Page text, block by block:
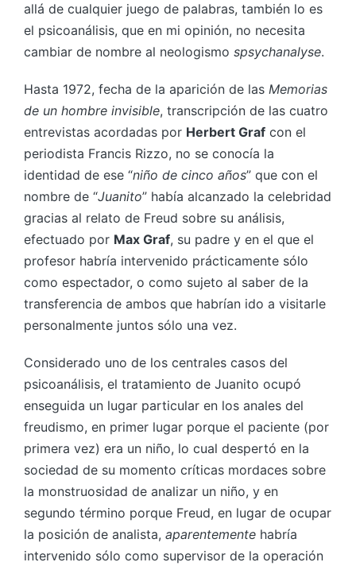
allá de cualquier juego de palabras, también lo es
el psicoanálisis, que en mi opinión, no necesita
cambiar de nombre al neologismo spsychanalyse.
Hasta 1972, fecha de la aparición de las Memorias
de un hombre invisible, transcripción de las cuatro
entrevistas acordadas por Herbert Graf con el
periodista Francis Rizzo, no se conocía la
identidad de ese “niño de cinco años” que con el
nombre de “Juanito” había alcanzado la celebridad
gracias al relato de Freud sobre su análisis,
efectuado por Max Graf, su padre y en el que el
profesor habría intervenido prácticamente sólo
como espectador, o como sujeto al saber de la
transferencia de ambos que habrían ido a visitarle
personalmente juntos sólo una vez.
Considerado uno de los centrales casos del
psicoanálisis, el tratamiento de Juanito ocupó
enseguida un lugar particular en los anales del
freudismo, en primer lugar porque el paciente (por
primera vez) era un niño, lo cual despertó en la
sociedad de su momento críticas mordaces sobre
la monstruosidad de analizar un niño, y en
segundo término porque Freud, en lugar de ocupar
la posición de analista, aparentemente habría
intervenido sólo como supervisor de la operación